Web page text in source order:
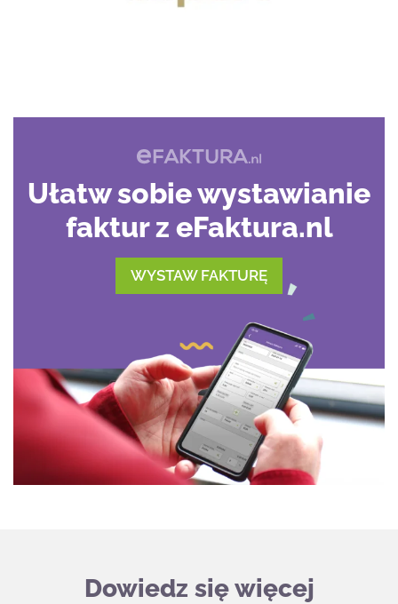
Ułatw sobie wystawianie
faktur z eFaktura.nl
WYSTAW FAKTURĘ
Dowiedz się więcej